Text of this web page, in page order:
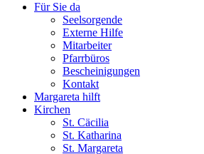
Für Sie da
Seelsorgende
Externe Hilfe
Mitarbeiter
Pfarrbüros
Bescheinigungen
Kontakt
Margareta hilft
Kirchen
St. Cäcilia
St. Katharina
St. Margareta